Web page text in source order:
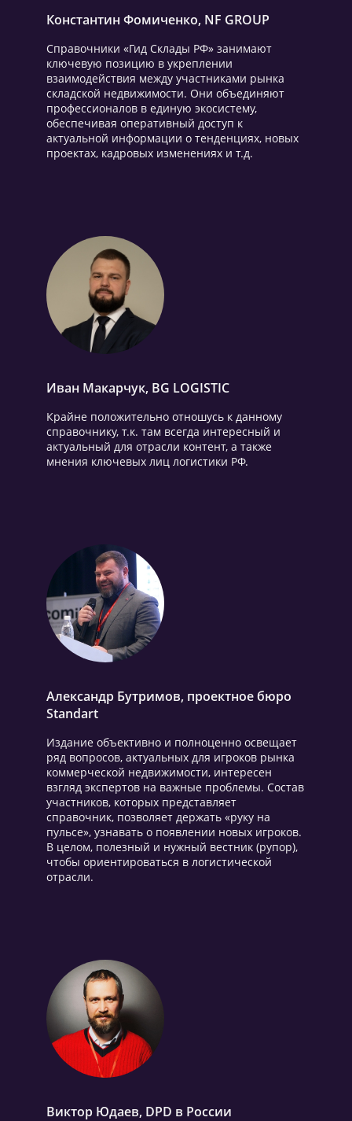
Константин Фомиченко, NF GROUP
Справочники «Гид Склады РФ» занимают
ключевую позицию в укреплении
взаимодействия между участниками рынка
складской недвижимости. Они объединяют
профессионалов в единую экосистему,
обеспечивая оперативный доступ к
актуальной информации о тенденциях, новых
проектах, кадровых изменениях и т.д.
Иван Макарчук, BG LOGISTIC
Крайне положительно отношусь к данному
справочнику, т.к. там всегда интересный и
актуальный для отрасли контент, а также
мнения ключевых лиц логистики РФ.
Александр Бутримов, проектное бюро
Standart
Издание объективно и полноценно освещает
ряд вопросов, актуальных для игроков рынка
коммерческой недвижимости, интересен
взгляд экспертов на важные проблемы. Состав
участников, которых представляет
справочник, позволяет держать «руку на
пульсе», узнавать о появлении новых игроков.
В целом, полезный и нужный вестник (рупор),
чтобы ориентироваться в логистической
отрасли.
Виктор Юдаев, DPD в России